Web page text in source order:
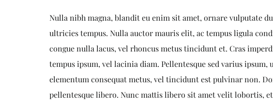
Nulla nibh magna, blandit eu enim sit amet, ornare vulputate
ultricies tempus. Nulla auctor mauris elit, ac tempus ligula
congue nulla lacus, vel rhoncus metus tincidunt et. Cras
tempus ipsum, vel lacinia diam. Pellentesque sed varius
elementum consequat metus, vel tincidunt est pulvinar non.
pellentesque libero. Nunc mattis libero sit amet velit lobortis,